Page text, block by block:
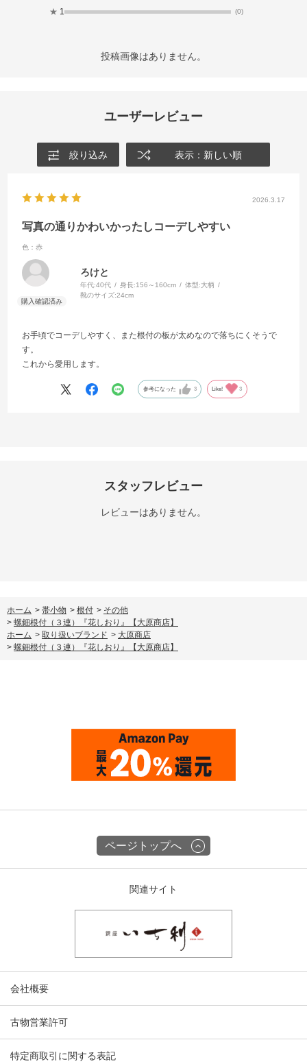
★ 1 (0)
投稿画像はありません。
ユーザーレビュー
絞り込み 表示：新しい順
2026.3.17
写真の通りかわいかったしコーデしやすい
色：赤
ろけと
年代:40代 身長:156～160cm 体型:大柄
靴のサイズ:24cm
お手頃でコーデしやすく、また根付の板が太めなので落ちにくそうで
す。
これから愛用します。
参考になった 3 Like! 3
スタッフレビュー
レビューはありません。
ホーム > 帯小物 > 根付 > その他
> 螺鈿根付（３連）『花しおり』【大原商店】
ホーム > 取り扱いブランド > 大原商店
> 螺鈿根付（３連）『花しおり』【大原商店】
ページトップへ
関連サイト
会社概要
古物営業許可
特定商取引に関する表記